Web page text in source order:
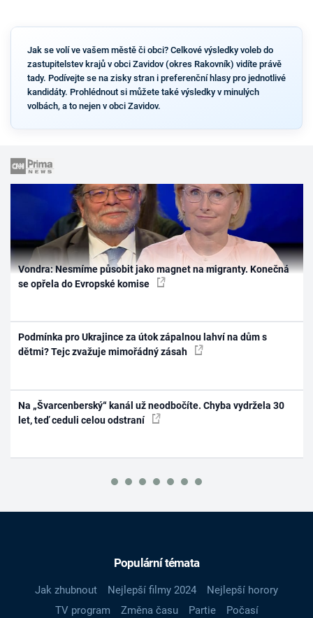
Jak se volí ve vašem městě či obci? Celkové výsledky voleb do
zastupitelstev krajů v obci Zavidov (okres Rakovník) vidíte právě
tady. Podívejte se na zisky stran i preferenční hlasy pro jednotlivé
kandidáty. Prohlédnout si můžete také výsledky v minulých
volbách, a to nejen v obci Zavidov.
Vondra: Nesmíme působit jako magnet na migranty. Konečná
se opřela do Evropské komise
Podmínka pro Ukrajince za útok zápalnou lahví na dům s
dětmi? Tejc zvažuje mimořádný zásah
Na „Švarcenberský“ kanál už neodbočíte. Chyba vydržela 30
let, teď ceduli celou odstraní
Populární témata
Jak zhubnout Nejlepší filmy 2024
Nejlepší horory
TV program
Změna času Partie
Počasí